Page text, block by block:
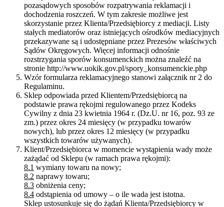
pozasądowych sposobów rozpatrywania reklamacji i
dochodzenia roszczeń. W tym zakresie możliwe jest
skorzystanie przez Klienta/Przedsiębiorcy z mediacji. Listy
stałych mediatorów oraz istniejących ośrodków mediacyjnych
przekazywane są i udostępniane przez Prezesów właściwych
Sądów Okręgowych. Więcej informacji odnośnie
rozstrzygania sporów konsumenckich można znaleźć na
stronie http://www.uokik.gov.pl/spory_konsumenckie.php
Wzór formularza reklamacyjnego stanowi załącznik nr 2 do
Regulaminu.
Sklep odpowiada przed Klientem/Przedsiębiorcą na
podstawie prawa rękojmi regulowanego przez Kodeks
Cywilny z dnia 23 kwietnia 1964 r. (Dz.U. nr 16, poz. 93 ze
zm.) przez okres 24 miesięcy (w przypadku towarów
nowych), lub przez okres 12 miesięcy (w przypadku
wszystkich towarów używanych).
Klient/Przedsiębiorca w momencie wystąpienia wady może
zażądać od Sklepu (w ramach prawa rękojmi):
8.1 wymiany towaru na nowy;
8.2 naprawy towaru;
8.3 obniżenia ceny;
8.4 odstąpienia od umowy – o ile wada jest istotna.
Sklep ustosunkuje się do żądań Klienta/Przedsiębiorcy w